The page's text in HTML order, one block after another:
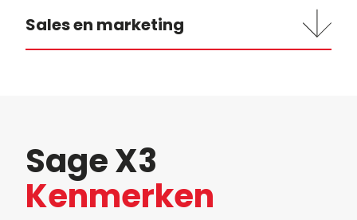
Sales en marketing
Sage X3
Kenmerken